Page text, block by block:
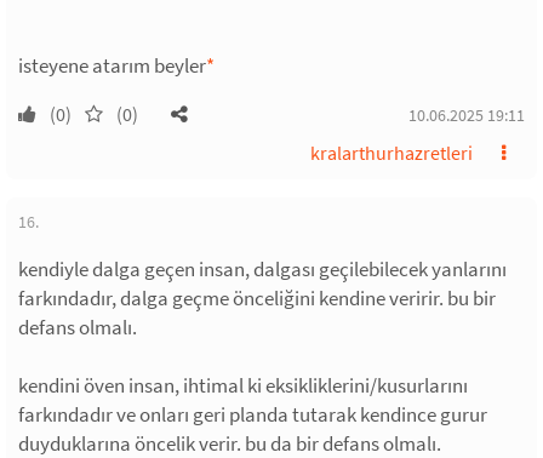
isteyene atarım beyler*
(0) (0) 10.06.2025 19:11
kralarthurhazretleri
16.
kendiyle dalga geçen insan, dalgası geçilebilecek yanlarını
farkındadır, dalga geçme önceliğini kendine veririr. bu bir
defans olmalı.
kendini öven insan, ihtimal ki eksikliklerini/kusurlarını
farkındadır ve onları geri planda tutarak kendince gurur
duyduklarına öncelik verir. bu da bir defans olmalı.